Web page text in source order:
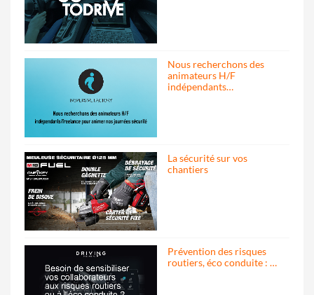
Nous recherchons des
animateurs H/F
indépendants…
La sécurité sur vos
chantiers
Prévention des risques
routiers, éco conduite : …